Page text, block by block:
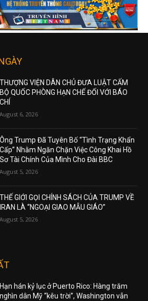
THƯỢNG VIỆN DÂN CHỦ ĐƯA LUẬT CẤM
BỘ QUỐC PHÒNG HẠN CHẾ ĐỐI VỚI BÁO
CHÍ
August 6, 2026
Ông Trump Đã Tuyên Bố “Tình Trạng Khẩn
Cấp” Nhằm Ngăn Chặn Việc Công Khai Hồ
Sơ Tài Chính Của Mình Cho Đài BBC
August 5, 2026
THẾ GIỚI GỌI CHÍNH SÁCH CỦA TRUMP VỀ
IRAN LÀ “NGOẠI GIAO MẪU GIÁO”
August 5, 2026
Hạn hán kỷ lục ở Puerto Rico: Hàng trăm
nghìn dân Mỹ “kêu trời”, Washington vẫn